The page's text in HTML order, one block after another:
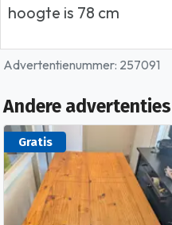
hoogte is 78 cm
Advertentienummer: 257091
Andere
Gratis